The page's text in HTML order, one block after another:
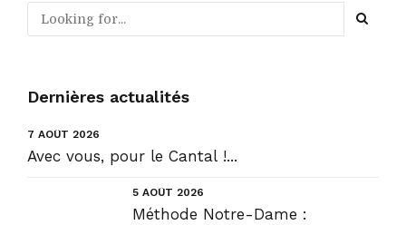
Dernières actualités
7 AOÛT 2026
Avec vous, pour le Cantal !...
5 AOÛT 2026
Méthode Notre-Dame :